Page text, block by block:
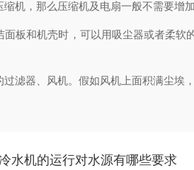
，那么压缩机及电扇一般不需要增
和机壳时，可以用吸尘器或者柔软
器、风机。假如风机上面积满尘埃，
水机的运行对水源有哪些要求